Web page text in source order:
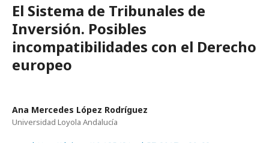
El Sistema de Tribunales de
Inversión. Posibles
incompatibilidades con el Derecho
europeo
Ana Mercedes López Rodríguez
Universidad Loyola Andalucía